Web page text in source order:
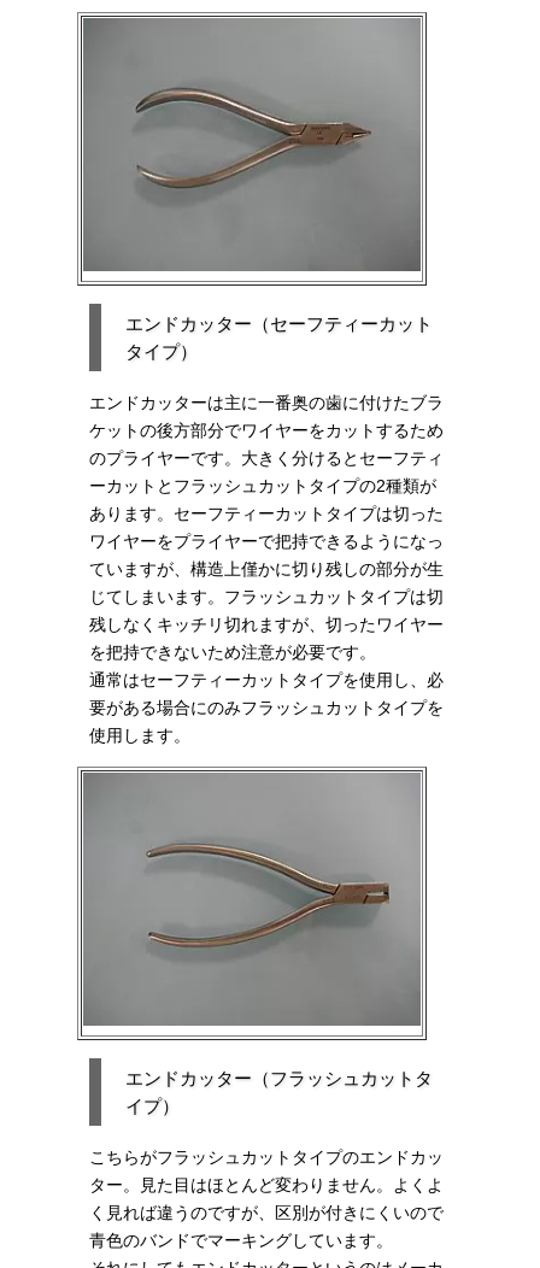
エンドカッター（セーフティーカット
タイプ）
エンドカッターは主に一番奥の歯に付けたブラ
ケットの後方部分でワイヤーをカットするため
のプライヤーです。大きく分けるとセーフティ
ーカットとフラッシュカットタイプの2種類が
あります。セーフティーカットタイプは切った
ワイヤーをプライヤーで把持できるようになっ
ていますが、構造上僅かに切り残しの部分が生
じてしまいます。フラッシュカットタイプは切
残しなくキッチリ切れますが、切ったワイヤー
を把持できないため注意が必要です。
通常はセーフティーカットタイプを使用し、必
要がある場合にのみフラッシュカットタイプを
使用します。
エンドカッター（フラッシュカットタ
イプ）
こちらがフラッシュカットタイプのエンドカッ
ター。見た目はほとんど変わりません。よくよ
く見れば違うのですが、区別が付きにくいので
青色のバンドでマーキングしています。